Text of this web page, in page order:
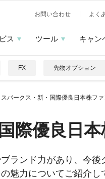
お問い合わせ よく
ス ツール キャン
FX 先物オプション
スパークス・新・国際優良日本株フ
際優良日
ランド力があり、今後
魅力についてご紹介し